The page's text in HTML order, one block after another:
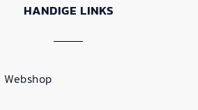
HANDIGE LINKS
Webshop